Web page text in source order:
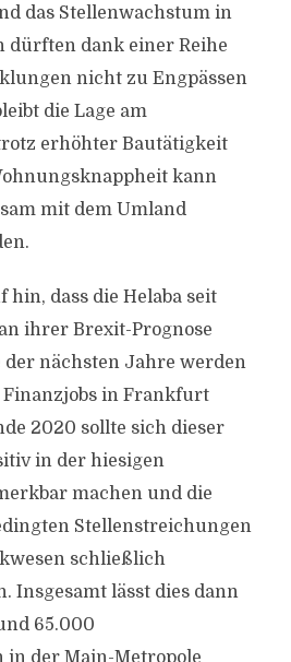
das Stellenwachstum in
dürften dank einer Reihe
nicht zu Engpässen
die Lage am
erhöhter Bautätigkeit
kann
mit dem Umland
hin, dass die Helaba seit
ihrer Brexit-Prognose
der nächsten Jahre werden
in Frankfurt
2020 sollte sich dieser
in der hiesigen
machen und die
Stellenstreichungen
schließlich
Insgesamt lässt dies dann
65.000
in der Main-Metropole